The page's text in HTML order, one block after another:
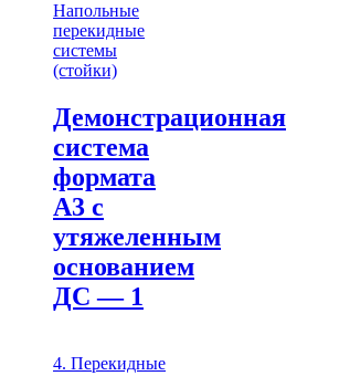
Напольные
перекидные
системы
(стойки)
Демонстрационная
система
формата
А3 с
утяжеленным
основанием
ДС — 1
4. Перекидные